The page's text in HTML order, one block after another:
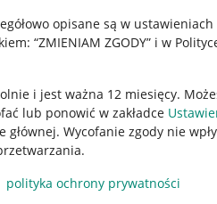
opisane są w ustawieniach
“ZMIENIAM ZGODY” i w
i jest ważna 12 miesięcy.
lub ponowić w zakładce
głównej. Wycofanie zgody nie
polityka ochrony prywatności